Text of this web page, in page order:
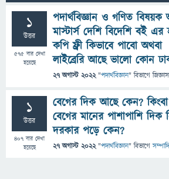
1
উত্তর
575বার দেখা
হয়েছে
পদার্থবিজ্ঞান ও গণিত বিষয়ক
মাস্টার্স দেশি বিদেশি বই এর
কপি ফ্রী কিভাবে পাবো অথবা
লাইব্রেরি আছে ভালো কোন
27 অগাস্ট 2022 "পদার্থবিজ্ঞান" বিভাগে
1
উত্তর
407 বার দেখা
হয়েছে
বেগের দিক আছে কেন? কিংবা
বেগের মানের পাশাপাশি দিক
দরকার পড়ে কেন?
27 অগাস্ট 2022 "পদার্থবিজ্ঞান" বিভাগে